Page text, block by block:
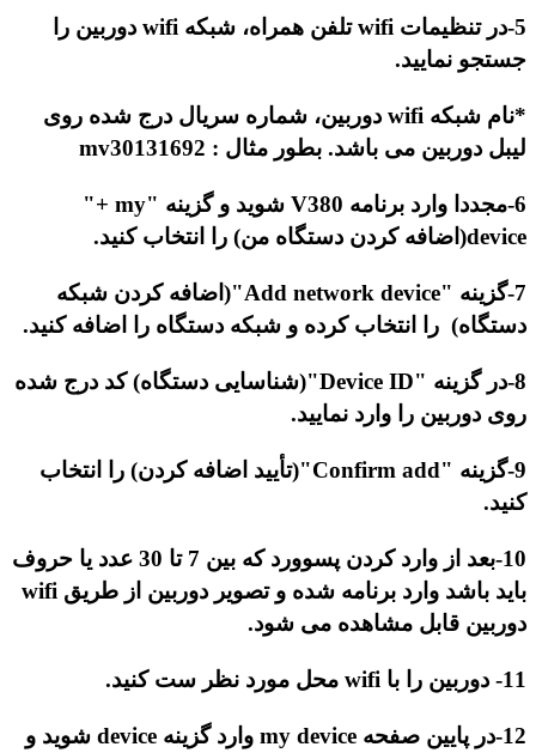
5-در تنظیمات wifiتلفن همراه، شبکه wifi دوربین را
جستجو نمایید.
*نام شبکه wifi دوربین، شماره سریال درج شده روی
لیبل دوربین می باشد. بطور مثال : mv30131692
6-مجددا وارد برنامه V380 شوید و گزینه ""+ my
device(اضافه کردن دستگاه من) را انتخاب کنید.
7-گزینه Add network device""(اضافه کردن شبکه
دستگاه) را انتخاب کرده و شبکه دستگاه را اضافه کنید.
8-در گزینه Device ID""(شناسایی دستگاه) کد درج شده
روی دوربین را وارد نمایید.
9-گزینه " "Confirm add(تأیید اضافه کردن) را انتخاب
کنید.
10-بعد از وارد کردن پسوورد که بین 7 تا 30 عدد یا حروف
باید باشد وارد برنامه شده و تصویر دوربین از طریق wifi
دوربین قابل مشاهده می شود.
11- دوربین را با wifi محل مورد نظر ست کنید.
12-در پایین صفحه my device وارد گزینه device شوید و